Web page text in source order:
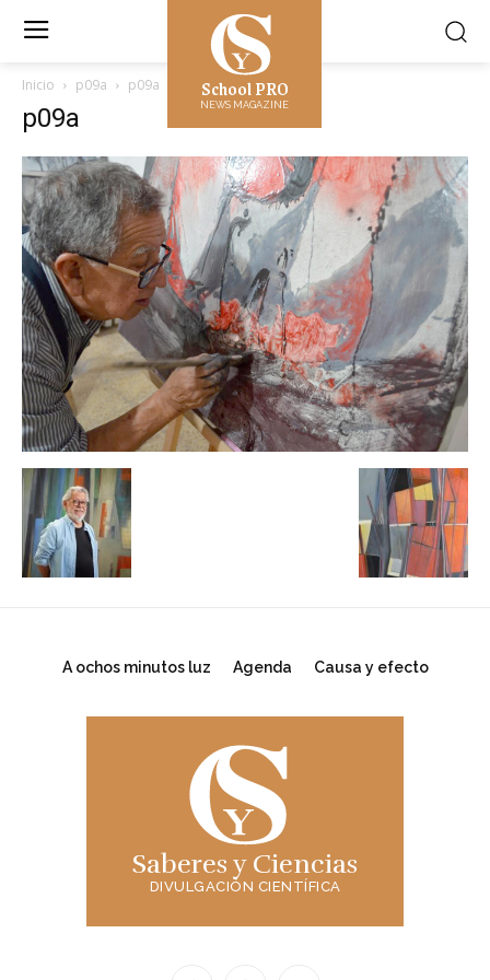
School PRO
NEWS MAGAZINE
Inicio p09a p09a
p09a
A ochos minutos luz Agenda Causa y efecto
Saberes y Ciencias
DIVULGACIÓN CIENTÍFICA